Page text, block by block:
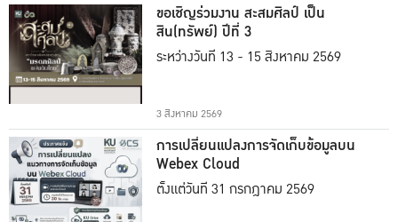
ขอเชิญร่วมงาน สะสมศิลป์ เป็น
สิน(ทรัพย์) ปีที่ 3
ระหว่างวันที่ 13 - 15 สิงหาคม 2569
3 สิงหาคม 2569
การเปลี่ยนแปลงการจัดเก็บข้อมูลบน
Webex Cloud
ตั้งแต่วันที่ 31 กรกฎาคม 2569